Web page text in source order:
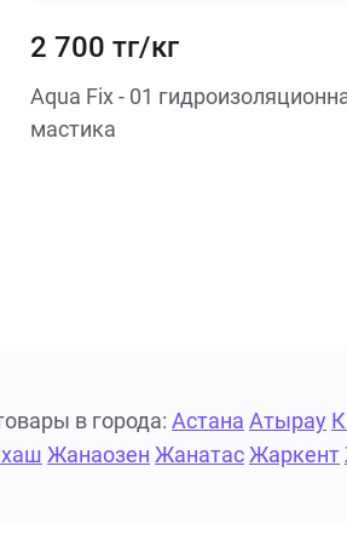
2 700 тг/кг
Aqua Fix - 01
мастика
в города: Астана Атырау
Жанаозен ЖанатасЖаркент